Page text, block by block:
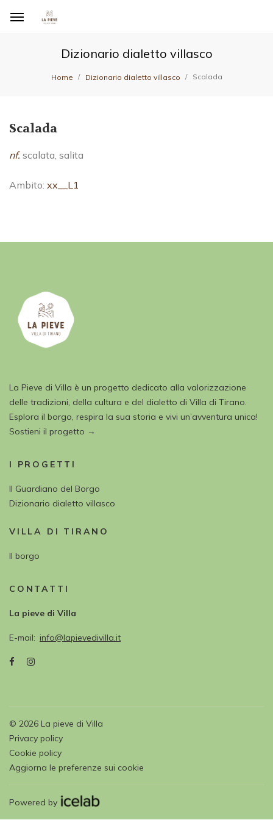
Dizionario dialetto villasco
Home Dizionario dialetto villasco Scalada
Scalada
nf. scalata, salita
Ambito: xx__L1
La Pieve di Villa è un progetto dedicato alla valorizzazione
delle tradizioni, della cultura e del dialetto di Villa di Tirano.
Esplora il borgo, respira la sua storia e vivi un’avventura unica!
Sostieni il progetto →
I PROGETTI
Il Guardiano del Borgo
Dizionario dialetto villasco
VILLA DI TIRANO
Il borgo
CONTATTI
La pieve di Villa
E-mail info@lapievedivilla.it
© 2026 La pieve di Villa
Privacy policy
Cookie policy
Aggiorna le preferenze sui cookie
Powered by